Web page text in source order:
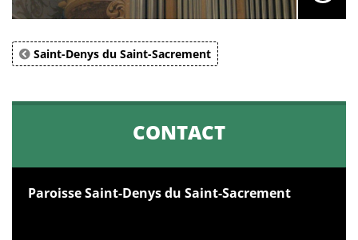
Saint-Denys du Saint-Sacrement
CONTACT
Paroisse Saint-Denys du Saint-Sacrement